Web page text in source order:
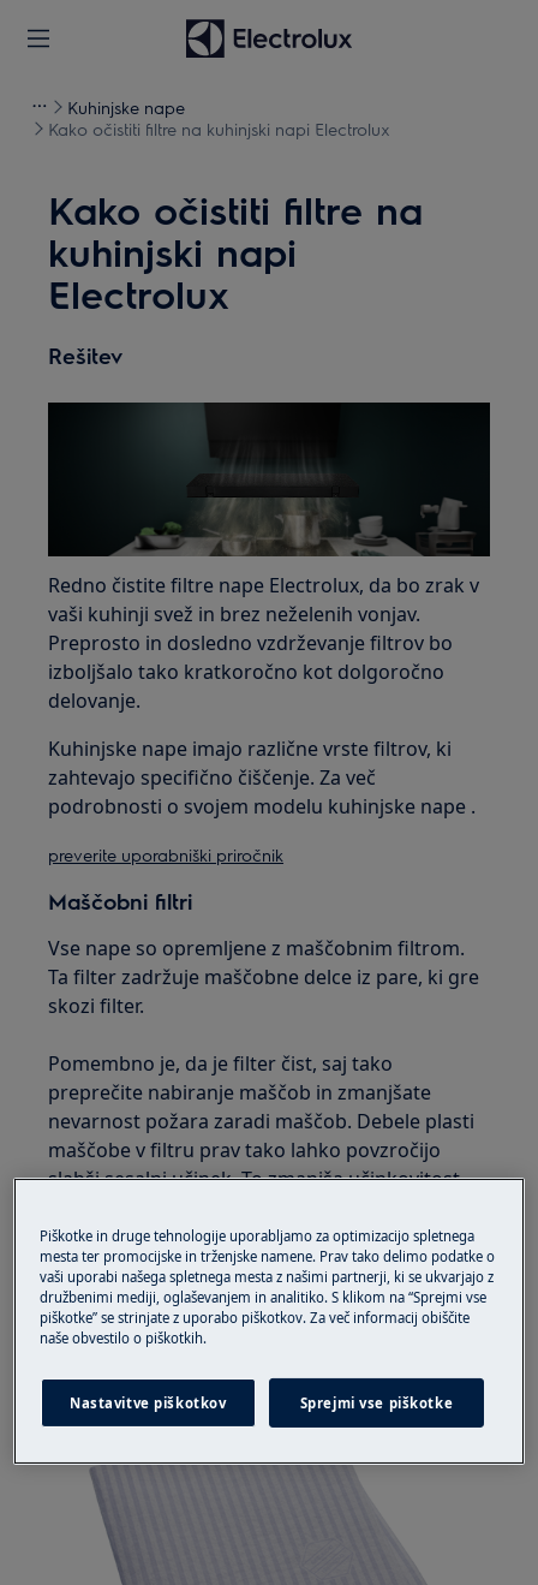
Kuhinjske nape
Kako očistiti filtre na kuhinjski napi Electrolux
Kako očistiti filtre na
kuhinjski napi
Electrolux
Rešitev
Redno čistite filtre nape Electrolux, da bo zrak v
vaši kuhinji svež in brez neželenih vonjav.
Preprosto in dosledno vzdrževanje filtrov bo
izboljšalo tako kratkoročno kot dolgoročno
delovanje.
Kuhinjske nape imajo različne vrste filtrov, ki
zahtevajo specifično čiščenje. Za več
podrobnosti o svojem modelu kuhinjske nape .
preverite uporabniški priročnik
Maščobni filtri
Vse nape so opremljene z maščobnim filtrom.
Ta filter zadržuje maščobne delce iz pare, ki gre
skozi filter.
Pomembno je, da je filter čist, saj tako
preprečite nabiranje maščob in zmanjšate
nevarnost požara zaradi maščob. Debele plasti
maščobe v filtru prav tako lahko povzročijo
slabši sesalni učinek. To zmanjša učinkovitost
Obstajata dve vrsti maščobnih filtrov: za
enkratno in večkratno uporabo.
Filtri iz flisa za enkratno uporabo
Piškotke in druge tehnologije uporabljamo za optimizacijo spletnega
mesta ter promocijske in trženjske namene. Prav tako delimo podatke o
vaši uporabi našega spletnega mesta z našimi partnerji, ki se ukvarjajo z
družbenimi mediji, oglaševanjem in analitiko. S klikom na “Sprejmi vse
piškotke” se strinjate z uporabo piškotkov. Za več informacij obiščite
naše obvestilo o piškotkih.
Nastavitve piškotkov Sprejmi vse piškotke